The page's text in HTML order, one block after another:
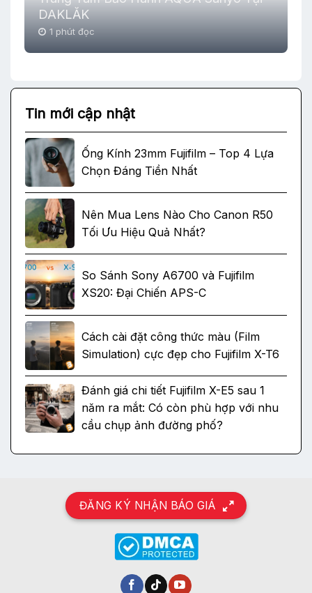
DAKLĂK
1 phút đọc
Tin mới cập nhật
Ống Kính 23mm Fujifilm – Top 4 Lựa
Chọn Đáng Tiền Nhất
Nên Mua Lens Nào Cho Canon R50
Tối Ưu Hiệu Quả Nhất?
So Sánh Sony A6700 và Fujifilm
XS20: Đại Chiến APS-C
Cách cài đặt công thức màu (Film
Simulation) cực đẹp cho Fujifilm X-T6
Đánh giá chi tiết Fujifilm X-E5 sau 1
năm ra mắt: Có còn phù hợp với nhu
cầu chụp ảnh đường phố?
ĐĂNG KÝ NHẬN BÁO GIÁ